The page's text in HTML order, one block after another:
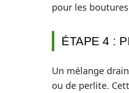
pour les
ÉTAPE 4 :
Un mélange
ou de perlite.